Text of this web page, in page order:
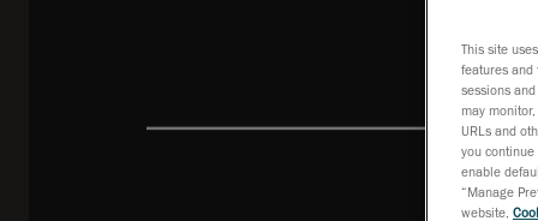
This site
features and
sessions
may
URLs and
you continue
enable
“Manage
website,